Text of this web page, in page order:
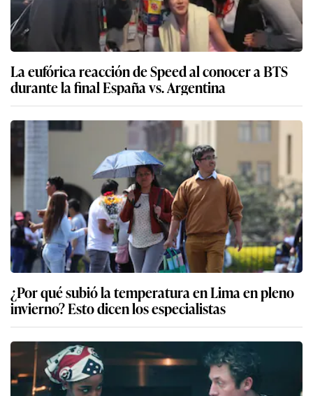
La eufórica reacción de Speed al conocer a BTS
durante la final España vs. Argentina
¿Por qué subió la temperatura en Lima en pleno
invierno? Esto dicen los especialistas